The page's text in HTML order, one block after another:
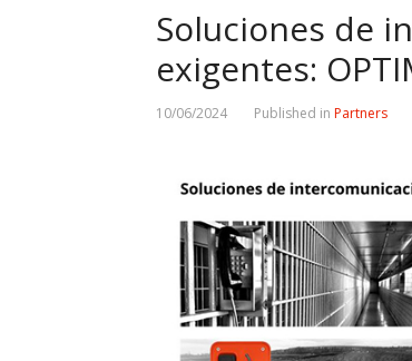
Soluciones de
exigentes:
10/06/2024 Published in Partners